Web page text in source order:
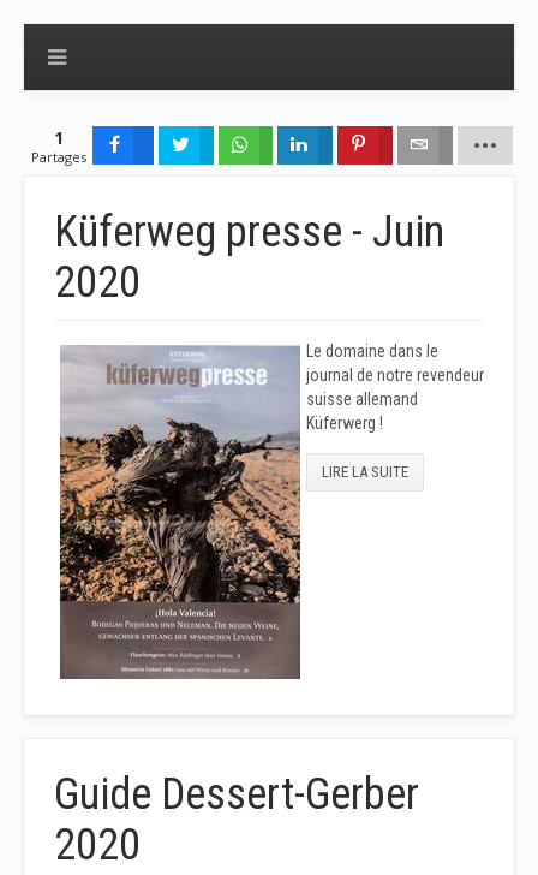
1
Partages
Küferweg presse - Juin
2020
Le domaine dans le
journal de notre revendeur
suisse allemand
Küferwerg !
LIRE LA SUITE
Guide Dessert-Gerber
2020